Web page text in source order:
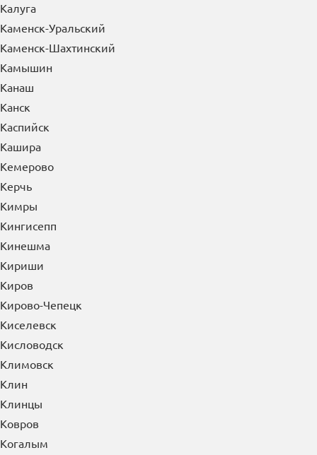
Калуга
Каменск-Уральский
Каменск-Шахтинский
Камышин
Канаш
Канск
Каспийск
Кашира
Кемерово
Керчь
Кимры
Кингисепп
Кинешма
Кириши
Киров
Кирово-Чепецк
Киселевск
Кисловодск
Климовск
Клин
Клинцы
Ковров
Когалым